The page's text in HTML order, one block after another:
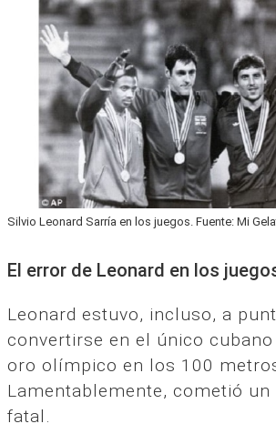
Silvio Leonard Sarría en los juegos. Fuente: Mi
El error de Leonard en los
Leonard estuvo, incluso, a
convertirse en el único
oro olímpico en los 100
Lamentablemente, cometió
fatal.